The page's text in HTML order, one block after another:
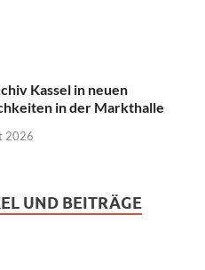
Kassel in neuen
in der Markthalle
2026
UND BEITRÄGE